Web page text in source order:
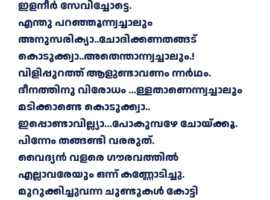
ഇളനീർ സേവിച്ചോട്ടെ.
എന്തു പറഞ്ഞൂന്ന്വച്ചാലും
അനുസരിക്യാ..ചോദിക്കണതങ്ങട്
കൊടുക്ക്വാ..അതെന്താന്ന്വച്ചാലും.!
വിളിപ്പുറത്ത് ആളുണ്ടാവണം ന്നർഥം.
ദീനത്തിനു വിരോധം …ള്ളതാണെന്ന്വച്ചാലും
മടിക്കാണ്ടെ കൊടുക്ക്വാ..
ഇപ്പൊണ്ടാവില്ല്യാ…പോകുമ്പഴേ ചോയ്ക്കൂ.
പിന്നേം തങ്ങണ്ടി വരരുത്.
വൈദ്യൻ വളരെ ഗൗരവത്തിൽ
എല്ലാവരേയും ഒന്ന് കണ്ണോടിച്ചു.
മുറുക്കിച്ചുവന്ന ചുണ്ടുകൾ കോട്ടി